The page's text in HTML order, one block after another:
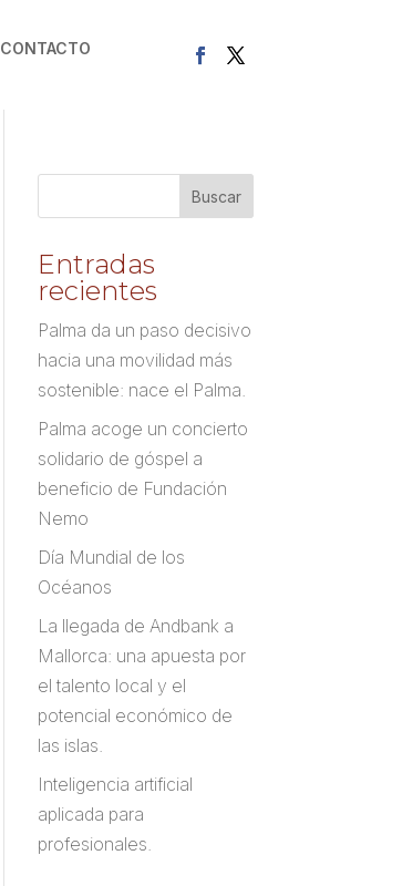
CONTACTO
Entradas
recientes
Palma da un paso decisivo
hacia una movilidad más
sostenible: nace el Palma.
Palma acoge un concierto
solidario de góspel a
beneficio de Fundación
Nemo
Día Mundial de los
Océanos
La llegada de Andbank a
Mallorca: una apuesta por
el talento local y el
potencial económico de
las islas.
Inteligencia artificial
aplicada para
profesionales.